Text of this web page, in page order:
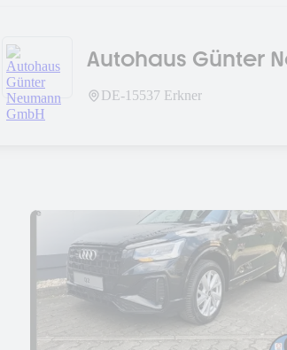
Autohaus Günter
DE-15537 Erkner